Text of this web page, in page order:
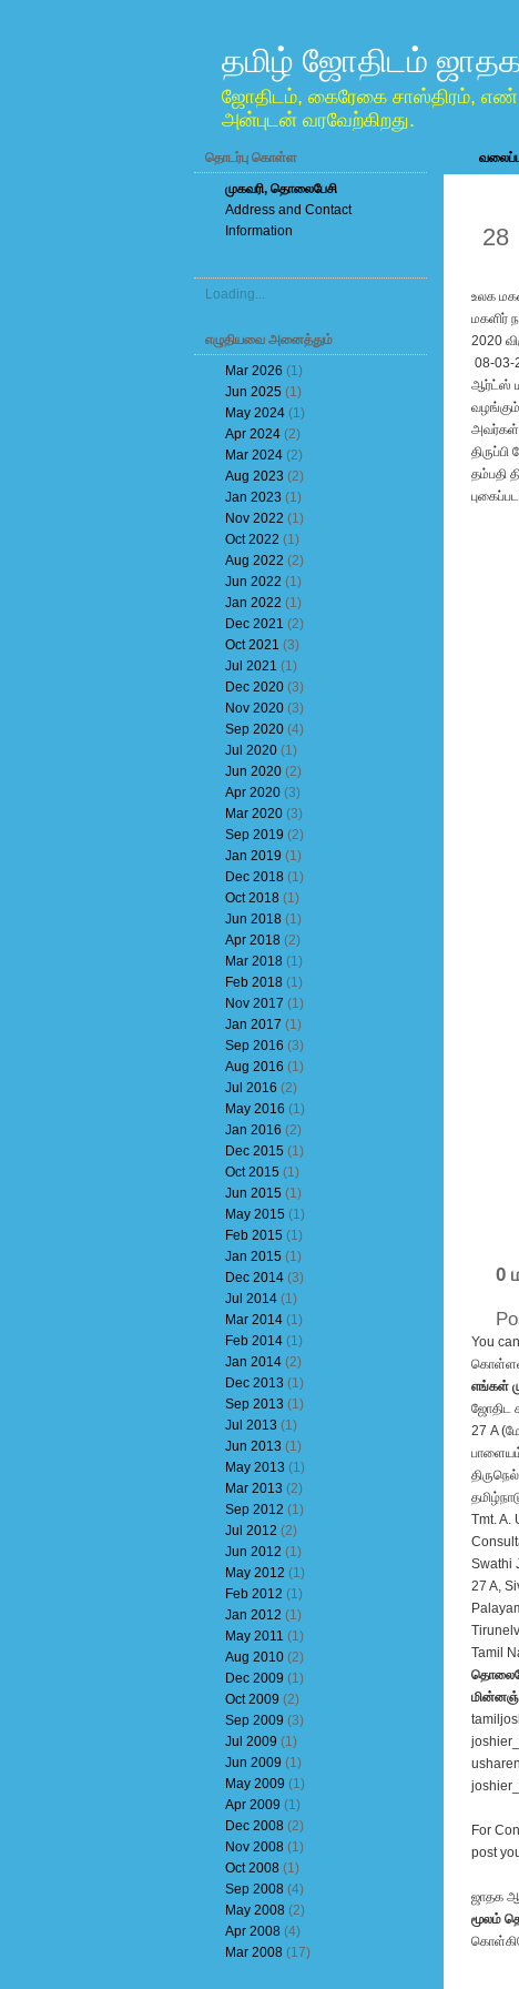
தமிழ் ஜோதிடம்
ஜோதிடம், கைரேகை சாஸ்திரம்,
அன்புடன் வரவேற்கிறது.
தொடர்பு கொள்ள
முகவரி, தொலைபேசி
Address and Contact
Information
Loading...
எழுதியவை அனைத்தும்
Mar 2026 (1)
Jun 2025(1)
May 2024(1)
Apr 2024(2)
Mar 2024(2)
Aug 2023 (2)
Jan 2023 (1)
Nov 2022 (1)
Oct 2022 (1)
Aug 2022 (2)
Jun 2022 (1)
Jan 2022 (1)
Dec 2021 (2)
Oct 2021 (3)
Jul 2021 (1)
Dec 2020(3)
Nov 2020(3)
Sep 2020(4)
Jul 2020(1)
Jun 2020(2)
Apr 2020(3)
Mar 2020(3)
Sep 2019 (2)
Jan 2019 (1)
Dec 2018(1)
Oct 2018(1)
Jun 2018(1)
Apr 2018(2)
Mar 2018(1)
Feb 2018(1)
Nov 2017 (1)
Jan 2017 (1)
Sep 2016 (3)
Aug 2016 (1)
Jul 2016 (2)
May 2016 (1)
Jan 2016 (2)
Dec 2015(1)
Oct 2015(1)
Jun 2015(1)
May 2015(1)
Feb 2015(1)
Jan 2015(1)
Dec 2014(3)
Jul 2014(1)
Mar 2014(1)
Feb 2014(1)
Jan 2014(2)
Dec 2013 (1)
Sep 2013 (1)
Jul 2013 (1)
Jun 2013 (1)
May 2013 (1)
Mar 2013 (2)
Sep 2012 (1)
Jul 2012 (2)
Jun 2012 (1)
May 2012 (1)
Feb 2012 (1)
Jan 2012 (1)
May 2011 (1)
Aug 2010(2)
Dec 2009 (1)
Oct 2009 (2)
Sep 2009 (3)
Jul 2009 (1)
Jun 2009 (1)
May 2009 (1)
Apr 2009 (1)
Dec 2008(2)
Nov 2008(1)
Oct 2008(1)
Sep 2008(4)
May 2008(2)
Apr 2008(4)
Mar 2008(17)
28
உலக
மகளிர்
2020
08-
ஆர்ட்ஸ்
அவர்கள்
தம்பதி
0
You
எங்கள்
ஜோதிட
27 A
Tmt. A.
Swathi
27 A,
Tamil
For
post
ஜாதக
மூலம்